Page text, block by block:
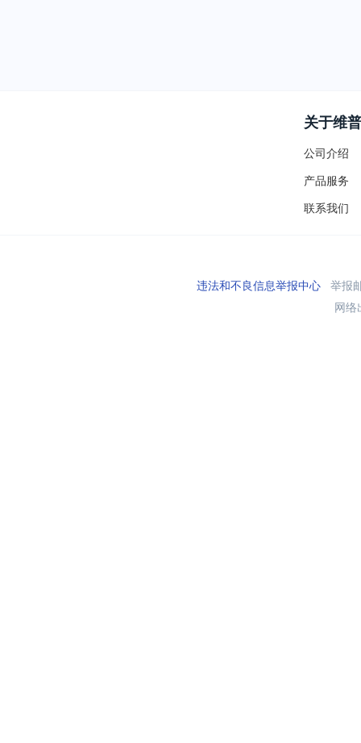
关于维普
公司介绍
产品服务
联系我们
违法和不良信息举报中心举报
网